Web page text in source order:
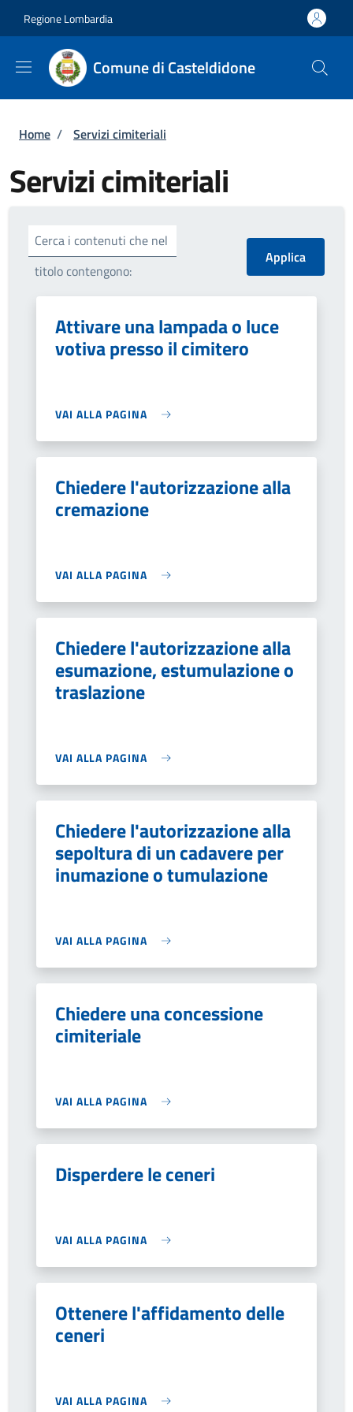
Regione Lombardia
Comune di Casteldidone
Briciole di pane
Home / Servizi cimiteriali
Servizi cimiteriali
Cerca i contenuti che nel
titolo contengono:
Attivare una lampada o luce
votiva presso il cimitero
VAI ALLA PAGINA
Chiedere l'autorizzazione alla
cremazione
VAI ALLA PAGINA
Chiedere l'autorizzazione alla
esumazione, estumulazione o
traslazione
VAI ALLA PAGINA
Chiedere l'autorizzazione alla
sepoltura di un cadavere per
inumazione o tumulazione
VAI ALLA PAGINA
Chiedere una concessione
cimiteriale
VAI ALLA PAGINA
Disperdere le ceneri
VAI ALLA PAGINA
Ottenere l'affidamento delle
ceneri
VAI ALLA PAGINA